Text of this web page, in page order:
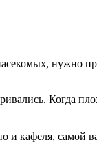
нужно
Когда
и кафеля, самой